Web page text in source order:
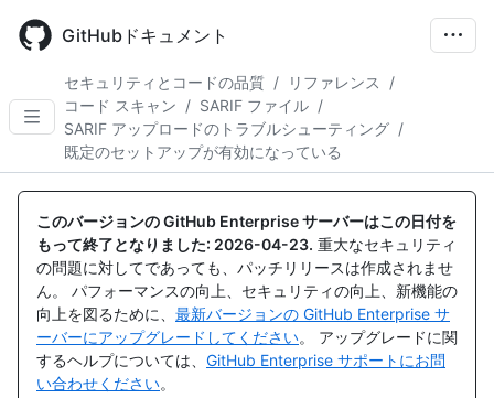
main
GitHubドキュメント
セキュリティとコードの品質 / リファレンス
/
コード スキャン / SARIF ファイル /
SARIF アップロードのトラブルシューティング /
既定のセットアップが有効になっている
このバージョンの GitHub Enterprise サーバーはこの日付を
もって終了となりました: 2026-04-23. 重大なセキュリティ
の問題に対してであっても、パッチリリースは作成されませ
ん。 パフォーマンスの向上、セキュリティの向上、新機能の
向上を図るために、 最新バージョンの GitHub Enterprise サ
ーバーにアップグレードしてください。 アップグレードに関
するヘルプについては、 GitHub Enterprise サポートにお問
い合わせください。